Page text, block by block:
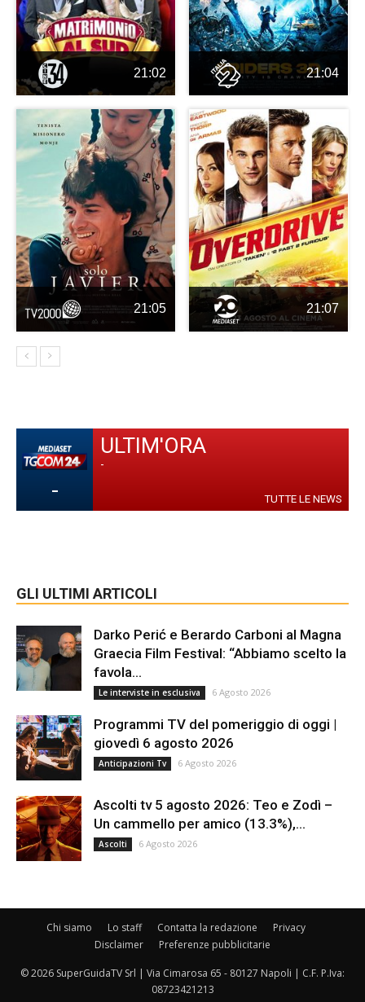
21:02 21:04
21:05 21:07
-
ULTIM'ORA
-
TUTTE LE NEWS
GLI ULTIMI ARTICOLI
Darko Perić e Berardo Carboni al Magna
Graecia Film Festival: “Abbiamo scelto la
favola...
Le interviste in esclusiva 6 Agosto 2026
Programmi TV del pomeriggio di oggi |
giovedì 6 agosto 2026
Anticipazioni Tv 6 Agosto 2026
Ascolti tv 5 agosto 2026: Teo e Zodì –
Un cammello per amico (13.3%),...
Ascolti 6 Agosto 2026
Chi siamo Lo staff Contatta la redazione
Privacy
Disclaimer
Preferenze pubblicitarie
© 2026 SuperGuidaTV Srl | Via Cimarosa 65 - 80127 Napoli | C.F. P.Iva:
08723421213